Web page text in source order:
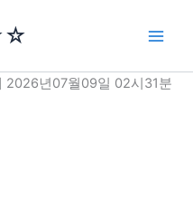
2026년07월09일 02시31분